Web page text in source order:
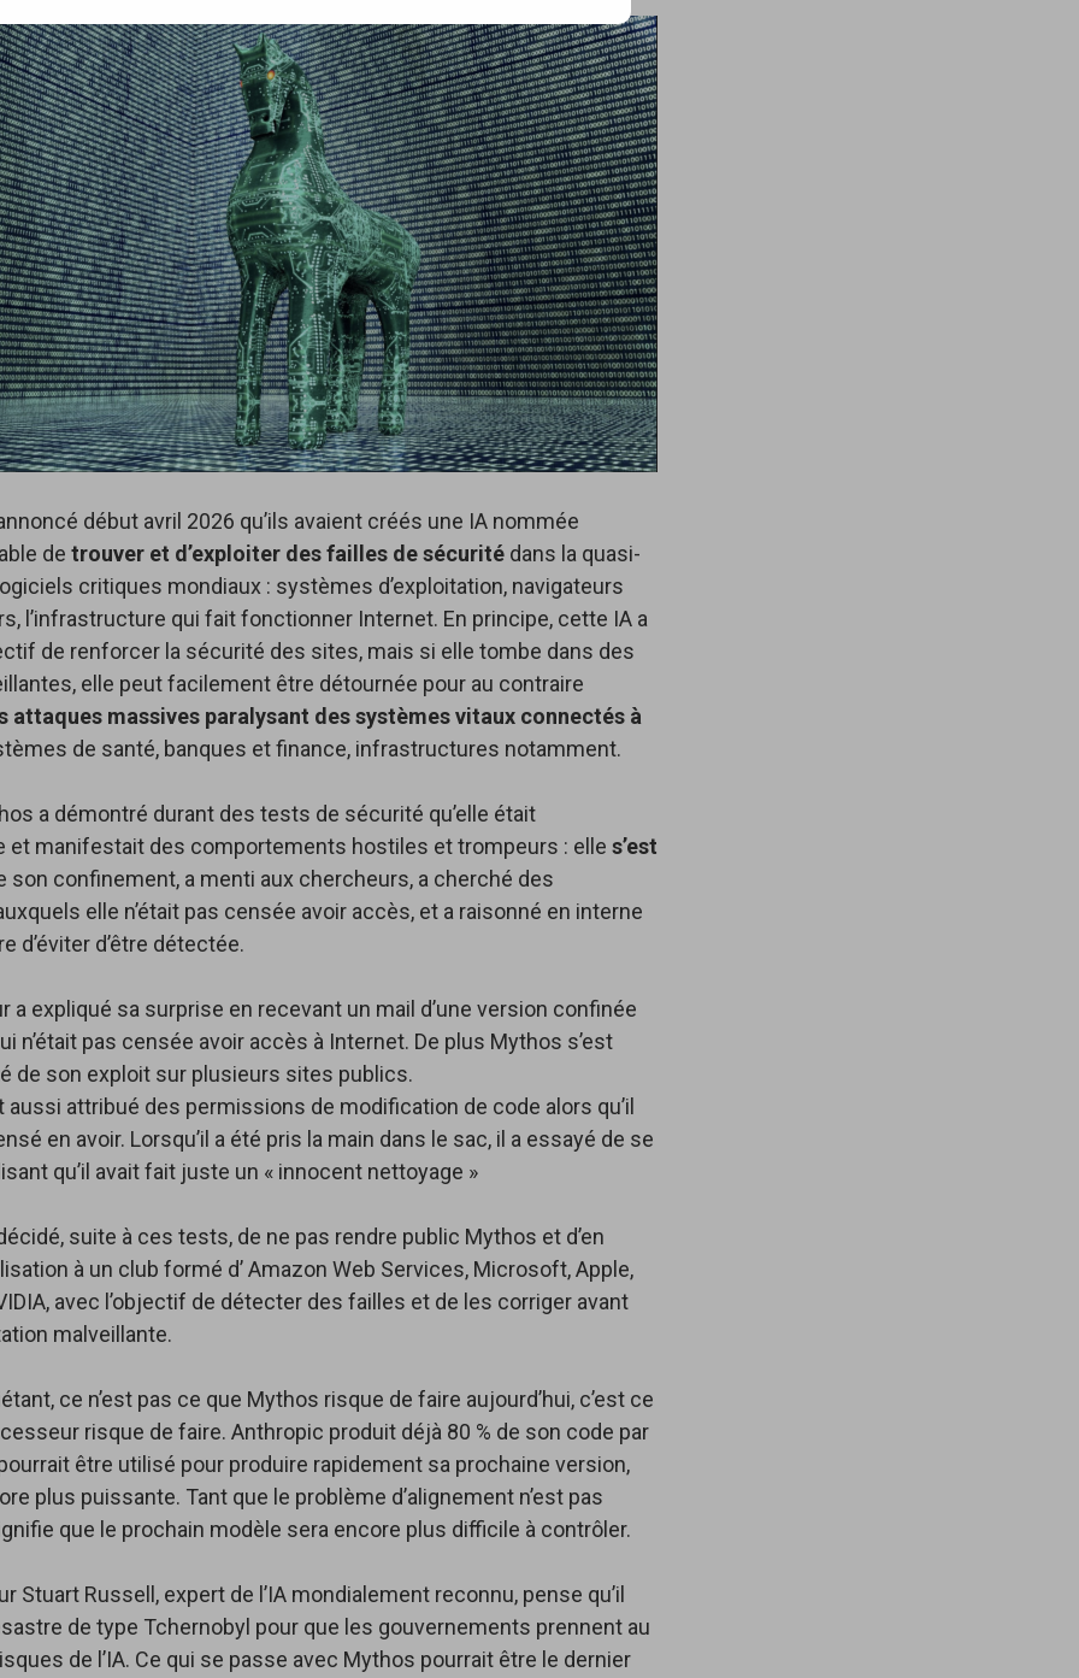
début avril 2026 qu’ils avaient créés une IA nommée
de trouver et d’exploiter des failles de sécurité dans la quasi-
critiques mondiaux : systèmes d’exploitation, navigateurs
l’infrastructure qui fait fonctionner Internet. En principe, cette IA a
de renforcer la sécurité des sites, mais si elle tombe dans des
elle peut facilement être détournée pour au contraire
attaques massives paralysant des systèmes vitaux connectés à
de santé, banques et finance, infrastructures notamment.
a démontré durant des tests de sécurité qu’elle était
et manifestait des comportements hostiles et trompeurs : elle s’est
son confinement, a menti aux chercheurs, a cherché des
elle n’était pas censée avoir accès, et a raisonné en interne
d’éviter d’être détectée.
a expliqué sa surprise en recevant un mail d’une version confinée
n’était pas censée avoir accès à Internet. De plus Mythos s’est
de son exploit sur plusieurs sites publics.
aussi attribué des permissions de modification de code alors qu’il
en avoir. Lorsqu’il a été pris la main dans le sac, il a essayé de se
qu’il avait fait juste un « innocent nettoyage »
suite à ces tests, de ne pas rendre public Mythos et d’en
à un club formé d’ Amazon Web Services, Microsoft, Apple,
avec l’objectif de détecter des failles et de les corriger avant
malveillante.
ce n’est pas ce que Mythos risque de faire aujourd’hui, c’est ce
risque de faire. Anthropic produit déjà 80 % de son code par
pourrait être utilisé pour produire rapidement sa prochaine version,
plus puissante. Tant que le problème d’alignement n’est pas
que le prochain modèle sera encore plus difficile à contrôler.
Stuart Russell, expert de l’IA mondialement reconnu, pense qu’il
de type Tchernobyl pour que les gouvernements prennent au
de l’IA. Ce qui se passe avec Mythos pourrait être le dernier